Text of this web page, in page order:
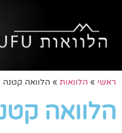
ראשי » הלוואות » הלוואה קטנה
הלוואה